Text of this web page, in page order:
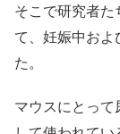
そこで研究者た
て、妊娠中およ
た。
マウスにとって